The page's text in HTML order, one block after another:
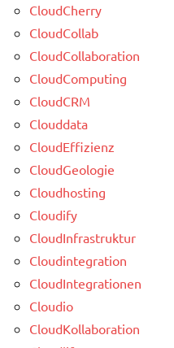
CloudCherry
CloudCollab
CloudCollaboration
CloudComputing
CloudCRM
Clouddata
CloudEffizienz
CloudGeologie
Cloudhosting
Cloudify
CloudInfrastruktur
Cloudintegration
CloudIntegrationen
Cloudio
CloudKollaboration